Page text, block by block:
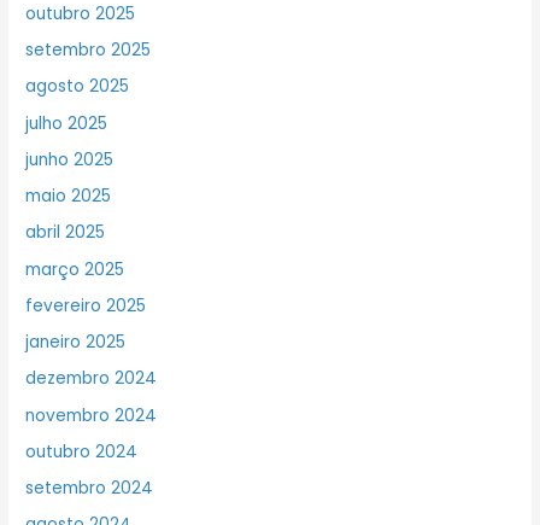
outubro 2025
setembro 2025
agosto 2025
julho 2025
junho 2025
maio 2025
abril 2025
março 2025
fevereiro 2025
janeiro 2025
dezembro 2024
novembro 2024
outubro 2024
setembro 2024